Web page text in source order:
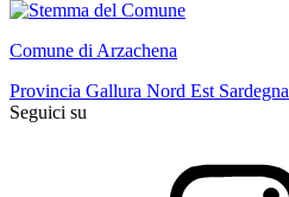
Comune di Arzachena
Provincia Gallura Nord Est Sardegna
Seguici su